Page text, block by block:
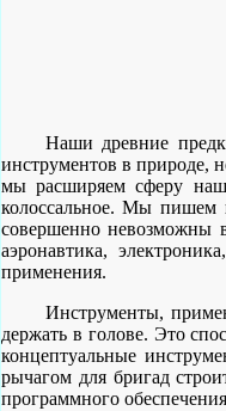
Наши древние
инструментов в природе,
мы расширяем сферу
колоссальное. Мы пишем
совершенно невозможны
аэронавтика,
применения.
Инструменты,
держать в голове. Это
концептуальные
рычагом для бригад
программного